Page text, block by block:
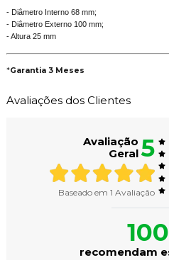
- Diâmetro Interno 68 mm;
- Diâmetro Externo 100 mm;
- Altura 25 mm
*Garantia 3 Meses
Avaliações dos Clientes
Avaliação
Geral5
Baseado em 1 Avaliação
recomendam